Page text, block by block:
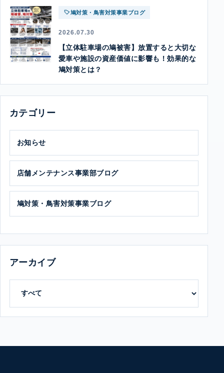
鳩対策・鳥害対策事業ブログ
2026.07.30
【立体駐車場の鳩被害】放置すると大切な
愛車や施設の資産価値に影響も！効果的な
鳩対策とは？
カテゴリー
お知らせ
店舗メンテナンス事業部ブログ
鳩対策・鳥害対策事業ブログ
アーカイブ